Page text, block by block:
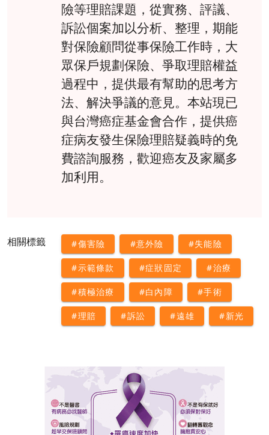
險等理賠課題，從實務、評議、
訴訟個案加以分析、整理，期能
對保險顧問從事保險工作時，大
眾保戶規劃保險、爭取理賠權益
過程中，提供最有幫助的思考方
法、解決爭議的意見。本站現已
與台灣癌症基金會合作，提供癌
症病友發生保險理賠疑義時的免
費諮詢服務，歡迎癌友及家屬多
加利用。
相關標籤 #傷害險 #意外險 #失能險
#示範條款 #症狀固定 #治療
#積極治療 #白內障 #手術
#理賠 #訴訟 #遠雄 #新光